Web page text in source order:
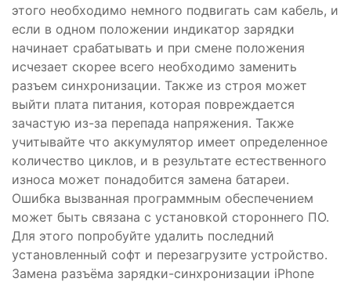
этого необходимо немного подвигать сам кабель, и
если в одном положении индикатор зарядки
начинает срабатывать и при смене положения
исчезает скорее всего необходимо заменить
разъем синхронизации. Также из строя может
выйти плата питания, которая повреждается
зачастую из-за перепада напряжения. Также
учитывайте что аккумулятор имеет определенное
количество циклов, и в результате естественного
износа может понадобится замена батареи.
Ошибка вызванная программным обеспечением
может быть связана с установкой стороннего ПО.
Для этого попробуйте удалить последний
установленный софт и перезагрузите устройство.
Замена разъёма зарядки-синхронизации iPhone